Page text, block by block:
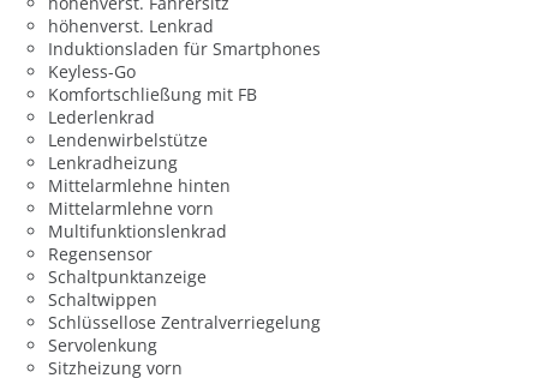
höhenverst. Lenkrad
Induktionsladen für Smartphones
Keyless-Go
Komfortschließung mit FB
Lederlenkrad
Lendenwirbelstütze
Lenkradheizung
Mittelarmlehne hinten
Mittelarmlehne vorn
Multifunktionslenkrad
Regensensor
Schaltpunktanzeige
Schaltwippen
Schlüssellose Zentralverriegelung
Servolenkung
Sitzheizung vorn